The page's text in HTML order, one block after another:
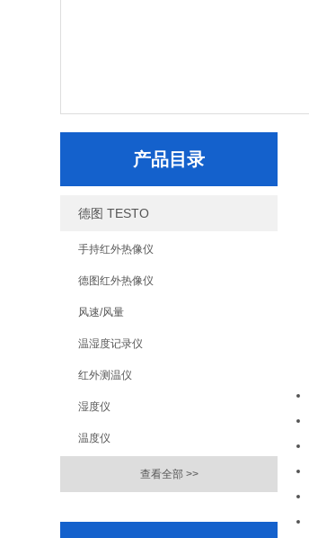
产品目录
德图 TESTO
手持红外热像仪
德图红外热像仪
风速/风量
温湿度记录仪
红外测温仪
湿度仪
温度仪
查看全部 >>